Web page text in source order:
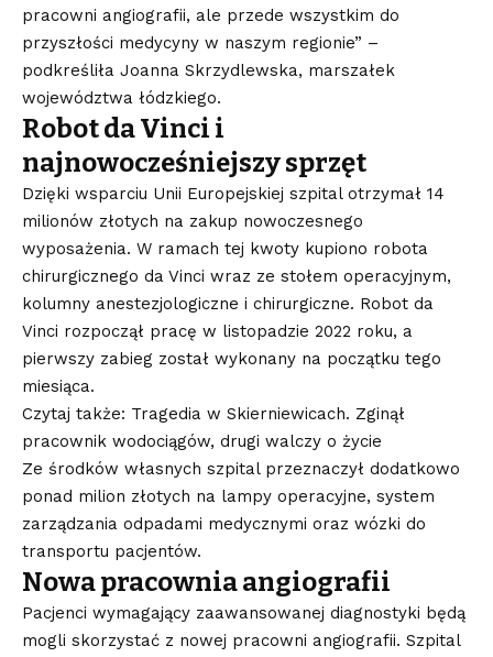
pracowni angiografii, ale przede wszystkim do
przyszłości medycyny w naszym regionie” –
podkreśliła Joanna Skrzydlewska, marszałek
województwa łódzkiego.
Robot da Vinci i
najnowocześniejszy sprzęt
Dzięki wsparciu Unii Europejskiej szpital otrzymał 14
milionów złotych na zakup nowoczesnego
wyposażenia. W ramach tej kwoty kupiono robota
chirurgicznego da Vinci wraz ze stołem operacyjnym,
kolumny anestezjologiczne i chirurgiczne. Robot da
Vinci rozpoczął pracę w listopadzie 2022 roku, a
pierwszy zabieg został wykonany na początku tego
miesiąca.
Czytaj także: Tragedia w Skierniewicach. Zginął
pracownik wodociągów, drugi walczy o życie
Ze środków własnych szpital przeznaczył dodatkowo
ponad milion złotych na lampy operacyjne, system
zarządzania odpadami medycznymi oraz wózki do
transportu pacjentów.
Nowa pracownia angiografii
Pacjenci wymagający zaawansowanej diagnostyki będą
mogli skorzystać z nowej pracowni angiografii. Szpital